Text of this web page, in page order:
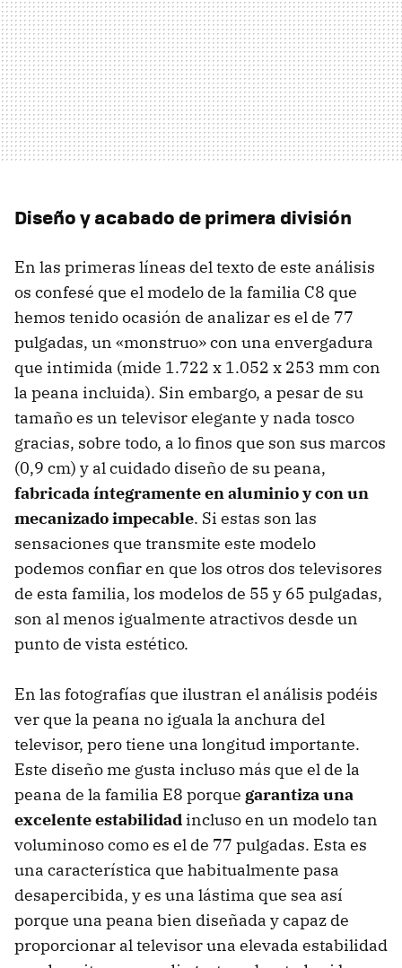
Diseño y acabado de primera división
En las primeras líneas del texto de este análisis
os confesé que el modelo de la familia C8 que
hemos tenido ocasión de analizar es el de 77
pulgadas, un «monstruo» con una envergadura
que intimida (mide 1.722 x 1.052 x 253 mm con
la peana incluida). Sin embargo, a pesar de su
tamaño es un televisor elegante y nada tosco
gracias, sobre todo, a lo finos que son sus marcos
(0,9 cm) y al cuidado diseño de su peana,
fabricada íntegramente en aluminio y con un
mecanizado impecable. Si estas son las
sensaciones que transmite este modelo
podemos confiar en que los otros dos televisores
de esta familia, los modelos de 55 y 65 pulgadas,
son al menos igualmente atractivos desde un
punto de vista estético.
En las fotografías que ilustran el análisis podéis
ver que la peana no iguala la anchura del
televisor, pero tiene una longitud importante.
Este diseño me gusta incluso más que el de la
peana de la familia E8 porque garantiza una
excelente estabilidad incluso en un modelo tan
voluminoso como es el de 77 pulgadas. Esta es
una característica que habitualmente pasa
desapercibida, y es una lástima que sea así
porque una peana bien diseñada y capaz de
proporcionar al televisor una elevada estabilidad